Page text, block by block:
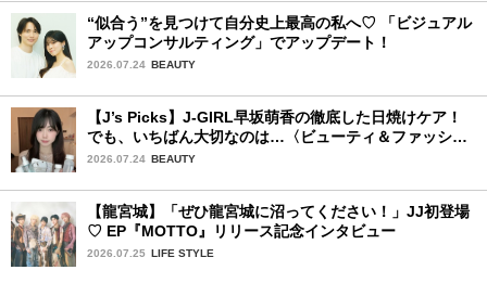
“似合う”を見つけて自分史上最高の私へ♡ 「ビジュアル
アップコンサルティング」でアップデート！
2026.07.24 BEAUTY
【J’s Picks】J-GIRL早坂萌香の徹底した日焼けケア！
でも、いちばん大切なのは…〈ビューティ＆ファッショ
ン夏の必需品〉
2026.07.24 BEAUTY
【龍宮城】「ぜひ龍宮城に沼ってください！」JJ初登場
♡ EP『MOTTO』リリース記念インタビュー
2026.07.25 LIFE STYLE